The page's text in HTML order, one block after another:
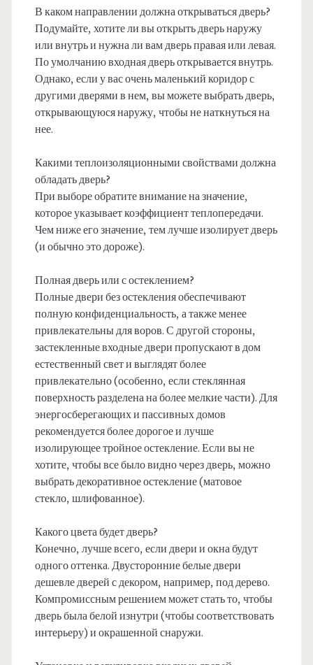
В каком направлении должна открываться дверь?
Подумайте, хотите ли вы открыть дверь наружу
или внутрь и нужна ли вам дверь правая или левая.
По умолчанию входная дверь открывается внутрь.
Однако, если у вас очень маленький коридор с
другими дверями в нем, вы можете выбрать дверь,
открывающуюся наружу, чтобы не наткнуться на
нее.
Какими теплоизоляционными свойствами должна
обладать дверь?
При выборе обратите внимание на значение,
которое указывает коэффициент теплопередачи.
Чем ниже его значение, тем лучше изолирует дверь
(и обычно это дороже).
Полная дверь или с остеклением?
Полные двери без остекления обеспечивают
полную конфиденциальность, а также менее
привлекательны для воров. С другой стороны,
застекленные входные двери пропускают в дом
естественный свет и выглядят более
привлекательно (особенно, если стеклянная
поверхность разделена на более мелкие части). Для
энергосберегающих и пассивных домов
рекомендуется более дорогое и лучше
изолирующее тройное остекление. Если вы не
хотите, чтобы все было видно через дверь, можно
выбрать декоративное остекление (матовое
стекло, шлифованное).
Какого цвета будет дверь?
Конечно, лучше всего, если двери и окна будут
одного оттенка. Двусторонние белые двери
дешевле дверей с декором, например, под дерево.
Компромиссным решением может стать то, чтобы
дверь была белой изнутри (чтобы соответствовать
интерьеру) и окрашенной снаружи.